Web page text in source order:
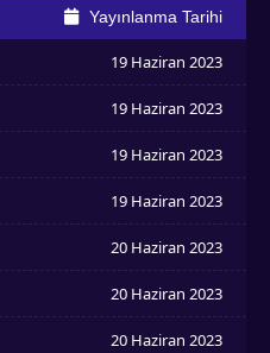
Yayınlanma Tarihi
19 Haziran 2023
19 Haziran 2023
19 Haziran 2023
19 Haziran 2023
20 Haziran 2023
20 Haziran 2023
20 Haziran 2023